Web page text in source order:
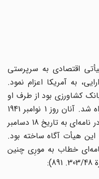
اکتبر سال 1941، هیأتی اقتصادی به سرپرستی
به آمریکا اعزام نمود.
کشاورزی بود از طرف او
در سِمت مشاور با هیأت مذکور همراه شد. آنان روز 1 نوامبر 1941
به نیویورک رسیدند. وزیرمختار ایران در نامه‌ای به تاریخ 18 دسامبر
این هیأت آگاه ساخته بود.
24 فوریة 1942 در نامه‌ای خطاب به مورِی چنین